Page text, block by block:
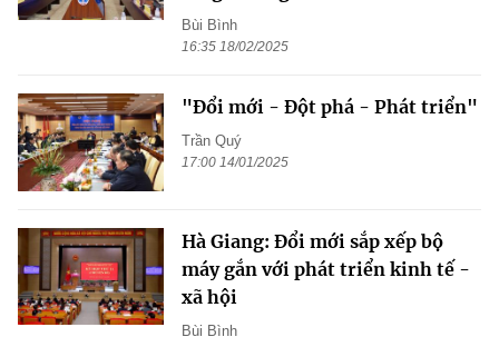
Bùi Bình
16:35 18/02/2025
"Đổi mới - Đột phá - Phát triển"
Trần Quý
17:00 14/01/2025
Hà Giang: Đổi mới sắp xếp bộ
máy gắn với phát triển kinh tế -
xã hội
Bùi Bình